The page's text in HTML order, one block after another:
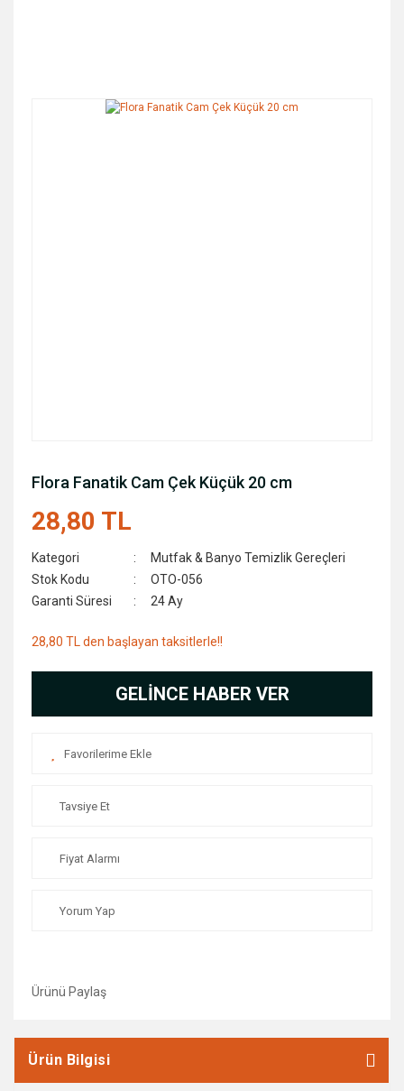
Flora Fanatik Cam Çek Küçük 20 cm
28,80 TL
Kategori
Mutfak & Banyo Temizlik Gereçleri
Stok Kodu
OTO-056
Garanti Süresi
24 Ay
28,80 TL den başlayan taksitlerle!!
GELİNCE HABER VER
Tavsiye Et
Fiyat Alarmı
Yorum Yap
Ürünü Paylaş
Ürün Bilgisi